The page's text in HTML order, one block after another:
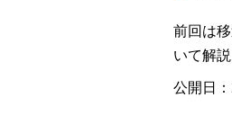
前回は
いて解説
公開日